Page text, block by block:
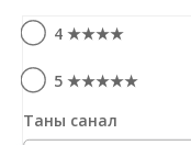
4 ★★★★
5 ★★★★★
Таны санал